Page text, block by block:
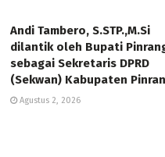
Andi Tambero, S.STP.,M.Si
dilantik oleh Bupati
sebagai Sekretaris DPRD
(Sekwan) Kabupaten
Agustus 2, 2026